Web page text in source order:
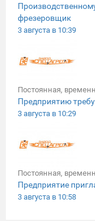
фрезеровщик
3 августа в 10:39
Постоянная,
Предприятию
3 августа в 10:29
Постоянная,
Предприятие
3 августа в 10:58